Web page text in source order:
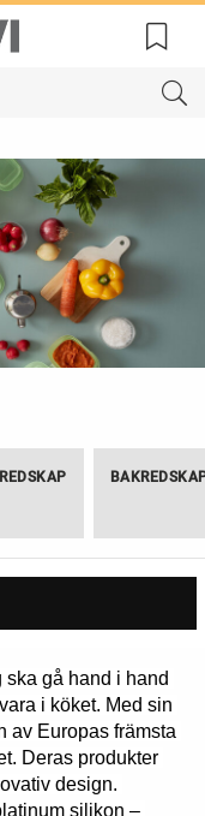
gå hand i hand
i köket. Med sin
av Europas främsta
Deras produkter
design.
silikon –